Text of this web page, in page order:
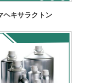
ヘキサラクトン